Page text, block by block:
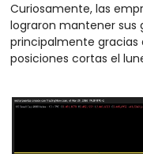
Curiosamente, las
lograron mantener sus
principalmente gracias
posiciones cortas el